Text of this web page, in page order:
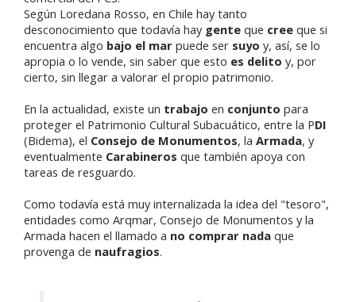
Según Loredana Rosso, en Chile hay tanto
desconocimiento que todavía hay gente que cree que si
encuentra algo bajo el mar puede ser suyo y, así, se lo
apropia o lo vende, sin saber que esto es delito y, por
cierto, sin llegar a valorar el propio patrimonio.
En la actualidad, existe un trabajo en conjunto para
proteger el Patrimonio Cultural Subacuático, entre la PDI
(Bidema), el Consejo de Monumentos, la Armada, y
eventualmente Carabineros que también apoya con
tareas de resguardo.
Como todavía está muy internalizada la idea del "tesoro",
entidades como Arqmar, Consejo de Monumentos y la
Armada hacen el llamado a no comprar nada que
provenga de naufragios.